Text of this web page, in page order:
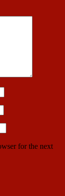
for the next